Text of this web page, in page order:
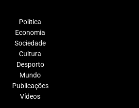
Política
Economia
Sociedade
Cultura
Desporto
Mundo
Publicações
Vídeos